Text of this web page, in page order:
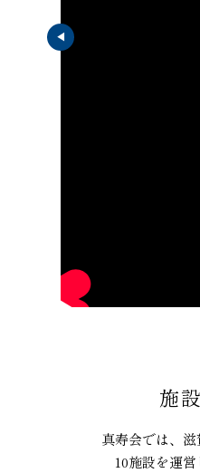
施
真寿会では、
10施設を運営